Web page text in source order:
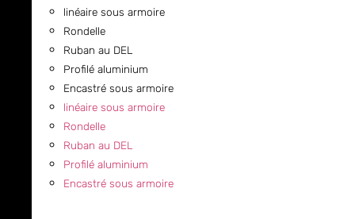
linéaire sous armoire
Rondelle
Ruban au DEL
Profilé aluminium
Encastré sous armoire
linéaire sous armoire
Rondelle
Ruban au DEL
Profilé aluminium
Encastré sous armoire